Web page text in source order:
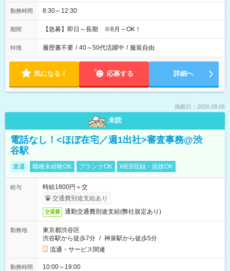
勤務時間 8:30～12:30
期間 【急募】即日～長期 ※8月～OK！
特徴 履歴書不要 / 40～50代活躍中 / 服装自由
気になる！ 応募する 詳細へ
掲載日：2026.08.06
未読
電話なし！<ほぼ在宅／週1出社>審査事務@渋
谷駅
派遣 職種未経験OK ブランクOK WEB登録・面接OK
給与
時給1800円＋交
交通費別途支給あり
交通費 通勤交通費別途支給(弊社規定あり)
勤務地
東京都渋谷区
渋谷駅から徒歩7分 / 神泉駅から徒歩5分
流通・サービス関連
勤務時間 10:00～19:00